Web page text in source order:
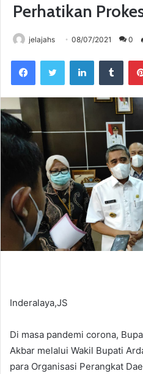
Perhatikan
jelajahs 08/07/2021 0
Inderalaya,JS
Di masa pandemi corona,
Akbar melalui Wakil Bupati
para Organisasi Perangkat